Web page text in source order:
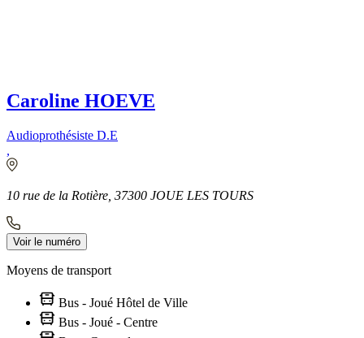
Caroline HOEVE
Audioprothésiste D.E
10 rue de la Rotière, 37300 JOUE LES TOURS
Voir le numéro
Moyens de transport
Bus - Joué Hôtel de Ville
Bus - Joué - Centre